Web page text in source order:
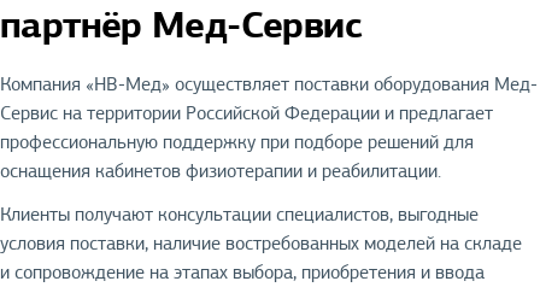
партнёр Мед-Сервис
Компания «НВ-Мед» осуществляет поставки оборудования Мед-
Сервис на территории Российской Федерации и предлагает
профессиональную поддержку при подборе решений для
оснащения кабинетов физиотерапии и реабилитации.
Клиенты получают консультации специалистов, выгодные
условия поставки, наличие востребованных моделей на складе
и сопровождение на этапах выбора, приобретения и ввода